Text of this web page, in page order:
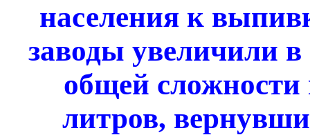
населения к
заводы увеличили в
общей сложности
литров,